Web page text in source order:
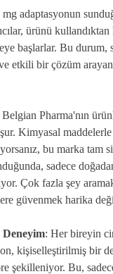
mg adaptasyonun
ürünü kullandıktan
başlarlar. Bu durum,
etkili bir çözüm
Belgian Pharma'nın
Kimyasal
bu marka tam
sadece
Çok fazla şey
güvenmek harika
: Her bireyin
kişiselleştirilmiş bir
şekilleniyor. Bu,